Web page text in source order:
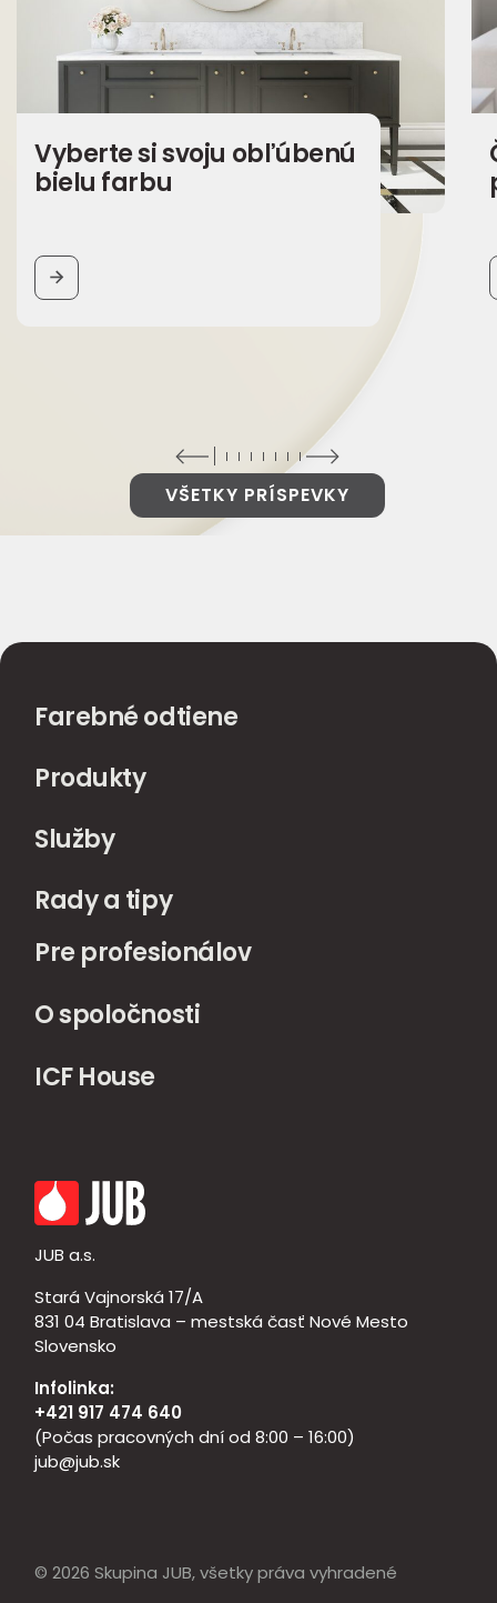
Vyberte si svoju obľúbenú
bielu farbu
BUTTON
VŠETKY PRÍSPEVKY
Farebné odtiene
Produkty
Služby
Rady a tipy
Pre profesionálov
O spoločnosti
ICF House
JUB a.s.
Stará Vajnorská 17/A
831 04 Bratislava – mestská časť Nové Mesto
Slovensko
Infolinka:
+421 917 474 640
(Počas pracovných dní od 8:00 – 16:00)
jub@jub.sk
© 2026 Skupina JUB, všetky práva vyhradené